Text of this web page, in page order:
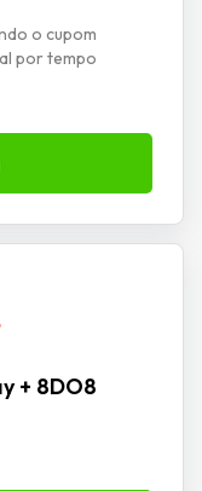
o cupom
por tempo
+ 8DO8